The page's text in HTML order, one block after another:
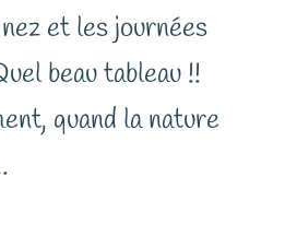
et les journées
beau tableau !!
quand la nature